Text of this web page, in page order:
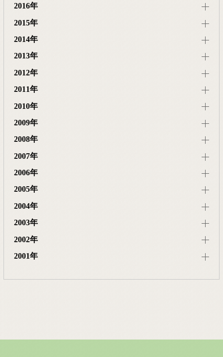
2016年
2015年
2014年
2013年
2012年
2011年
2010年
2009年
2008年
2007年
2006年
2005年
2004年
2003年
2002年
2001年